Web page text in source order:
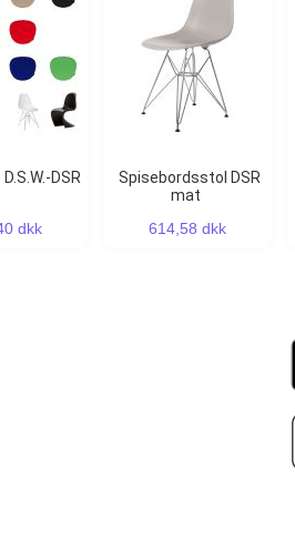
D.S.W.-DSR
dkk
Spisebordsstol DSR
mat
614,58 dkk